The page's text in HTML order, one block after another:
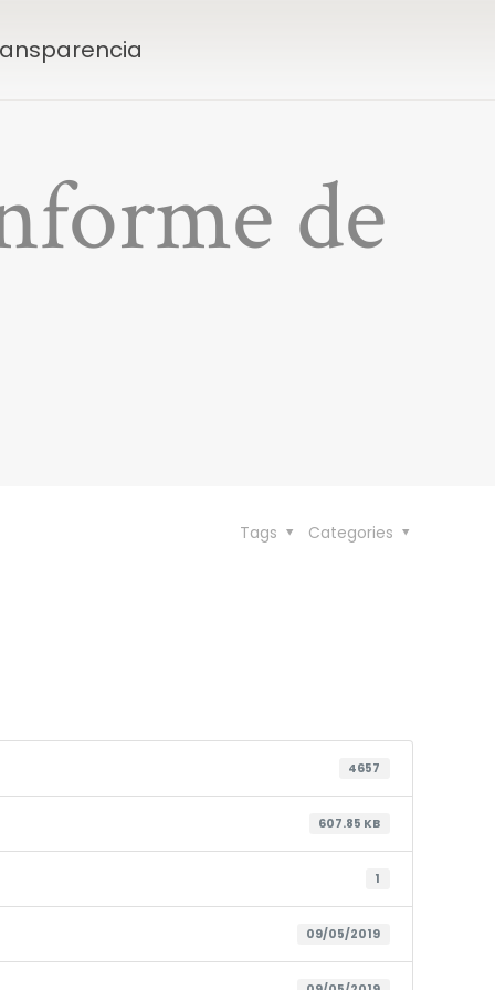
de
Categories
Tags
4657
607.85 KB
1
09/05/2019